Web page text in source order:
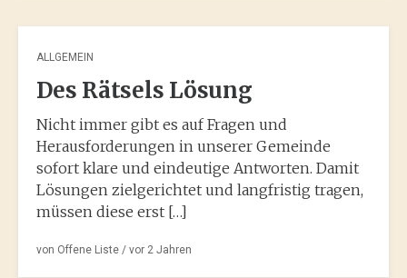
ALLGEMEIN
Des Rätsels Lösung
Nicht immer gibt es auf Fragen und
Herausforderungen in unserer Gemeinde
sofort klare und eindeutige Antworten. Damit
Lösungen zielgerichtet und langfristig tragen,
müssen diese erst […]
von Offene Liste / vor 2 Jahren